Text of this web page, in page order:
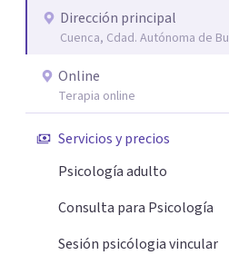
Dirección principal
Cuenca, Cdad. Autónoma de
Online
Terapia online
Servicios y precios
Psicología adulto
Consulta para Psicología
Sesión psicólogia vincular